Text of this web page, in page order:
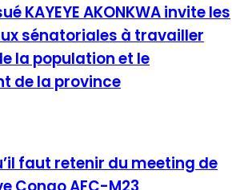
KAYEYE AKONKWA invite les
sénatoriales à travailler
la population et le
de la province
faut retenir du meeting de